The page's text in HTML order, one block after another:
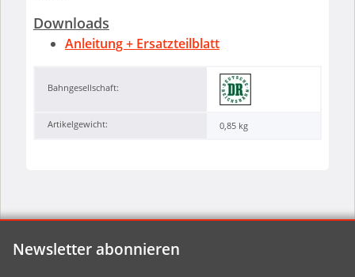
Downloads
Anleitung + Ersatzteilblatt
Bahngesellschaft:
Artikelgewicht: 0,85 kg
Newsletter abonnieren